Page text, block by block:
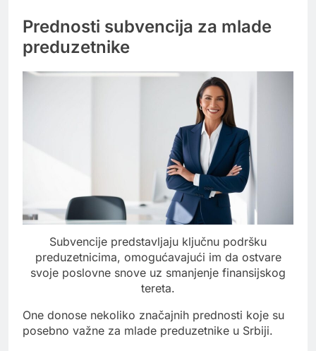
Prednosti subvencija za mlade
preduzetnike
Subvencije predstavljaju ključnu podršku
preduzetnicima, omogućavajući im da ostvare
svoje poslovne snove uz smanjenje finansijskog
tereta.
One donose nekoliko značajnih prednosti koje su
posebno važne za mlade preduzetnike u Srbiji.